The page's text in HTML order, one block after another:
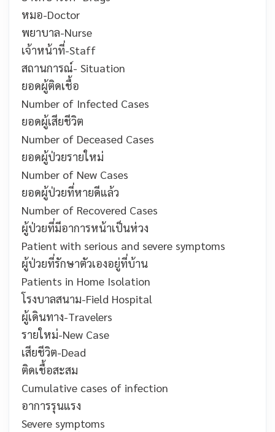
หมอ-Doctor
พยาบาล-Nurse
เจ้าหน้าที่-Staff
สถานการณ์- Situation
ยอดผู้ติดเชื้อ
Number of Infected Cases
ยอดผู้เสียชีวิต
Number of Deceased Cases
ยอดผู้ป่วยรายใหม่
Number of New Cases
ยอดผู้ป่วยที่หายดีแล้ว
Number of Recovered Cases
ผู้ป่วยที่มีอาการหน้าเป็นห่วง
Patient with serious and severe symptoms
ผู้ป่วยที่รักษาตัวเองอยู่ที่บ้าน
Patients in Home Isolation
โรงบาลสนาม-Field Hospital
ผู้เดินทาง-Travelers
รายใหม่-New Case
เสียชีวิต-Dead
ติดเชื้อสะสม
Cumulative cases of infection
อาการรุนแรง
Severe symptoms